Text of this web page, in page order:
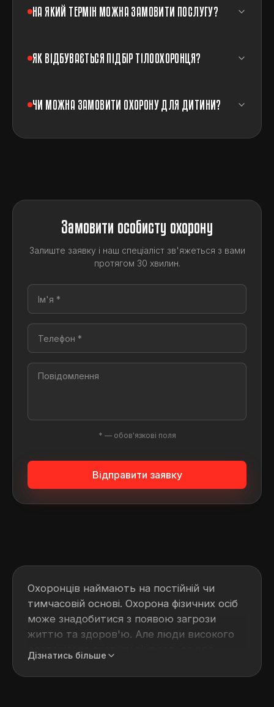
НА ЯКИЙ ТЕРМІН МОЖНА ЗАМОВИТИ ПОСЛУГУ?
ЯК ВІДБУВАЄТЬСЯ ПІДБІР ТІЛООХОРОНЦЯ?
ЧИ МОЖНА ЗАМОВИТИ ОХОРОНУ ДЛЯ ДИТИНИ?
Замовити особисту охорону
Залиште заявку і наш спеціаліст зв'яжеться з вами
протягом 30 хвилин.
* — обов'язкові поля
Відправити заявку
Охоронців наймають на постійній чи
тимчасовій основі. Охорона фізичних осіб
може знадобитися з появою загрози
життю та здоров'ю. Але люди високого
достатку та статусу піклуються про
зловмисників зосереджують увагу на
Дізнатись більше